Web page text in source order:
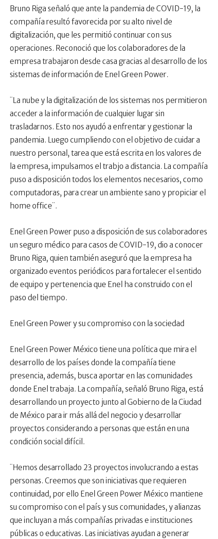
Bruno Riga señaló que ante la pandemia de COVID-19, la
compañía resultó favorecida por su alto nivel de
digitalización, que les permitió continuar con sus
operaciones. Reconoció que los colaboradores de la
empresa trabajaron desde casa gracias al desarrollo de los
sistemas de información de Enel Green Power.
¨La nube y la digitalización de los sistemas nos permitieron
acceder a la información de cualquier lugar sin
trasladarnos. Esto nos ayudó a enfrentar y gestionar la
pandemia. Luego cumpliendo con el objetivo de cuidar a
nuestro personal, tarea que está escrita en los valores de
la empresa, impulsamos el trabjo a distancia. La compañía
puso a disposición todos los elementos necesarios, como
computadoras, para crear un ambiente sano y propiciar el
home office¨.
Enel Green Power puso a disposición de sus colaboradores
un seguro médico para casos de COVID-19, dio a conocer
Bruno Riga, quien también aseguró que la empresa ha
organizado eventos periódicos para fortalecer el sentido
de equipo y pertenencia que Enel ha construido con el
paso del tiempo.
Enel Green Power y su compromiso con la sociedad
Enel Green Power México tiene una política que mira el
desarrollo de los países donde la compañía tiene
presencia, además, busca aportar en las comunidades
donde Enel trabaja. La compañía, señaló Bruno Riga, está
desarrollando un proyecto junto al Gobierno de la Ciudad
de México para ir más allá del negocio y desarrollar
proyectos considerando a personas que están en una
condición social difícil.
¨Hemos desarrollado 23 proyectos involucrando a estas
personas. Creemos que son iniciativas que requieren
continuidad, por ello Enel Green Power México mantiene
su compromiso con el país y sus comunidades, y alianzas
que incluyan a más compañías privadas e instituciones
públicas o educativas. Las iniciativas ayudan a generar